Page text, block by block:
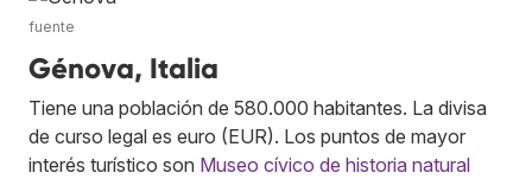
fuente
Génova, Italia
Tiene una población de 580.000 habitantes. La divisa
de curso legal es euro (EUR). Los puntos de mayor
interés turístico son Museo cívico de historia natural